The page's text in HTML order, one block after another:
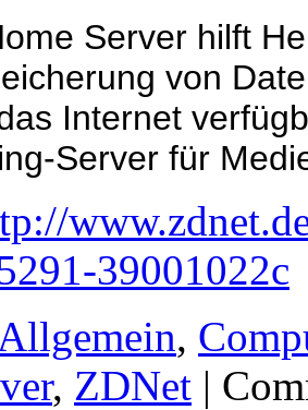
Server hilft
von
Internet
Server für
39001022c
,
, ZDNet |